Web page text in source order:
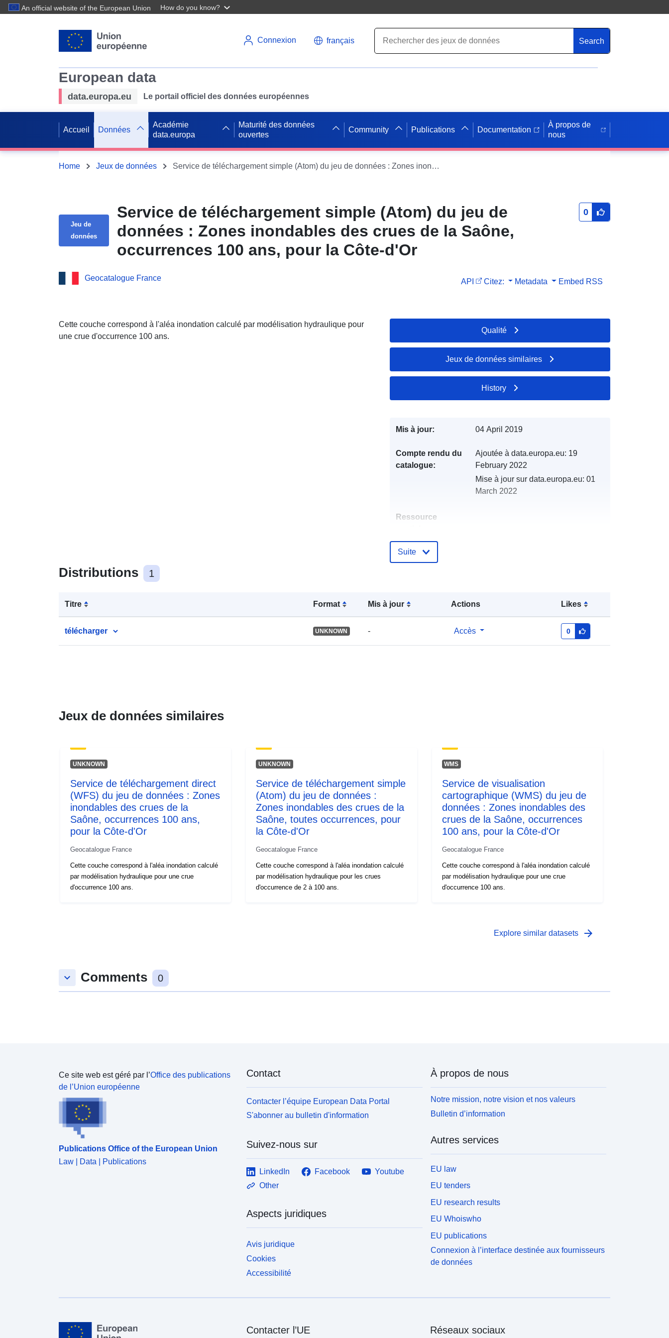
An official website of the European Union How do you know?
Connexion français Search
European data
data.europa.eu Le portail officiel des données européennes
Accueil Données
Académie
data.europa
Maturité des données
ouvertes
Community Publications Documentation
À propos de
nous
Home Jeux de données Service de téléchargement simple (Atom) du jeu de données : Zones inondables des crues de la Saône, occurrences 100 ans, pour la Côte-d'Or
Jeu de
données
Service de téléchargement simple (Atom) du jeu de
données : Zones inondables des crues de la Saône,
occurrences 100 ans, pour la Côte-d'Or
0
Geocatalogue France API Citez: Metadata Embed RSS
Cette couche correspond à l'aléa inondation calculé par modélisation hydraulique pour
une crue d'occurrence 100 ans.
Distributions 1
Titre Format Mis à jour Actions Likes
télécharger UNKNOWN - Accès 0
Qualité
Jeux de données similaires
History
Mis à jour: 04 April 2019
Compte rendu du
catalogue:
Ajoutée à data.europa.eu: 19
February 2022
Mise à jour sur data.europa.eu: 01
March 2022
Ressource
Identificateurs:
4274-aadc-c14aa8339f7d
http://data.europa.eu/88u/dataset/fr-
120066022-srv-83dbcf70-6d97-
4656-9cf1-24737e998805
Suite
Jeux de données similaires
UNKNOWN
Service de téléchargement direct
(WFS) du jeu de données : Zones
inondables des crues de la
Saône, occurrences 100 ans,
pour la Côte-d'Or
Geocatalogue France
Cette couche correspond à l'aléa inondation calculé
par modélisation hydraulique pour une crue
d'occurrence 100 ans.
UNKNOWN
Service de téléchargement simple
(Atom) du jeu de données :
Zones inondables des crues de la
Saône, toutes occurrences, pour
la Côte-d'Or
Geocatalogue France
Cette couche correspond à l'aléa inondation calculé
par modélisation hydraulique pour les crues
d'occurrence de 2 à 100 ans.
WMS
Service de visualisation
cartographique (WMS) du jeu de
données : Zones inondables des
crues de la Saône, occurrences
100 ans, pour la Côte-d'Or
Geocatalogue France
Cette couche correspond à l'aléa inondation calculé
par modélisation hydraulique pour une crue
d'occurrence 100 ans.
Explore similar datasets arrow_forward
keyboard_arrow_down Comments 0
Ce site web est géré par l’Office des publications
de l’Union européenne
Publications Office of the European Union
Law | Data | Publications
Contact
Contacter l’équipe European Data Portal
S'abonner au bulletin d'information
Suivez-nous sur
LinkedIn Facebook
Youtube
Other
Aspects juridiques
Avis juridique
Cookies
Accessibilité
À propos de nous
Notre mission, notre vision et nos valeurs
Bulletin d’information
Autres services
EU law
EU tenders
EU research results
EU Whoiswho
EU publications
Connexion à l’interface destinée aux fournisseurs
de données
Contacter l’UE Réseaux sociaux